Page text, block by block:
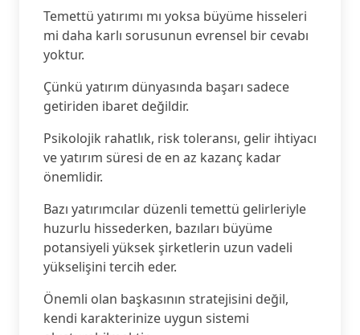
Temettü yatırımı mı yoksa büyüme hisseleri
mi daha karlı sorusunun evrensel bir cevabı
yoktur.
Çünkü yatırım dünyasında başarı sadece
getiriden ibaret değildir.
Psikolojik rahatlık, risk toleransı, gelir ihtiyacı
ve yatırım süresi de en az kazanç kadar
önemlidir.
Bazı yatırımcılar düzenli temettü gelirleriyle
huzurlu hissederken, bazıları büyüme
potansiyeli yüksek şirketlerin uzun vadeli
yükselişini tercih eder.
Önemli olan başkasının stratejisini değil,
kendi karakterinize uygun sistemi